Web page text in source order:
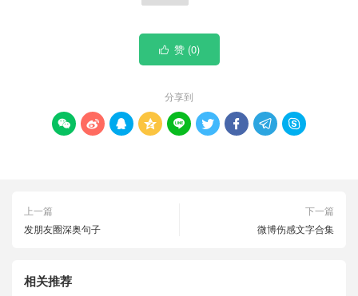
 赞 (0)
分享到
        
上一篇
发朋友圈深奥句子
下一篇
微博伤感文字合集
相关推荐